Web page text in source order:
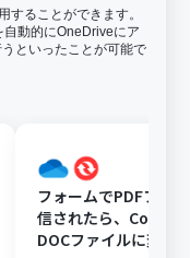
することができます。
動的にOneDriveにア
といったことが可能で
フォームでPDFファ
信されたら、
DOCファイルに変換